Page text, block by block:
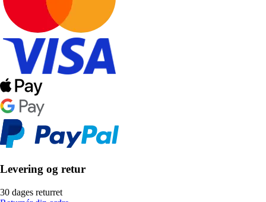
Levering og retur
30 dages returret